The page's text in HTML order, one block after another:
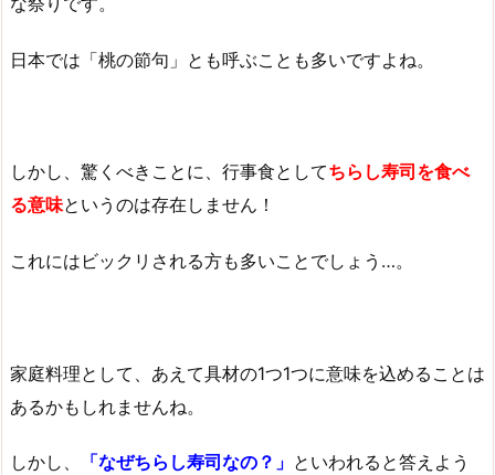
日本では「桃の節句」とも呼ぶことも多いですよね。
しかし、驚くべきことに、行事食としてちらし寿司を食べ
る意味というのは存在しません！
これにはビックリされる方も多いことでしょう…。
家庭料理として、あえて具材の1つ1つに意味を込めることは
あるかもしれませんね。
しかし、 「なぜちらし寿司なの？」 といわれると答えよう